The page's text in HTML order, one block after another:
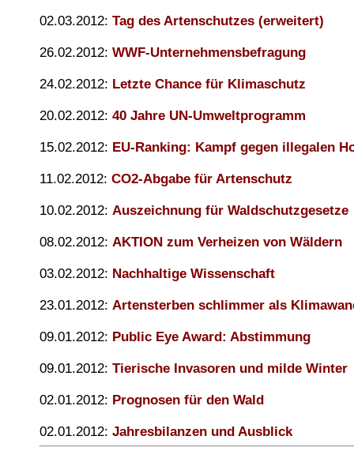
02.03.2012: Tag des Artenschutzes (erweitert)
26.02.2012: WWF-Unternehmensbefragung
24.02.2012: Letzte Chance für Klimaschutz
20.02.2012: 40 Jahre UN-Umweltprogramm
15.02.2012: EU-Ranking: Kampf gegen illegalen
11.02.2012: CO2-Abgabe für Artenschutz
10.02.2012: Auszeichnung für Waldschutzgesetze
08.02.2012: AKTION zum Verheizen von Wäldern
03.02.2012: Nachhaltige Wissenschaft
23.01.2012: Artensterben schlimmer als
09.01.2012: Public Eye Award: Abstimmung
09.01.2012: Tierische Invasoren und milde Winter
02.01.2012: Prognosen für den Wald
02.01.2012: Jahresbilanzen und Ausblick